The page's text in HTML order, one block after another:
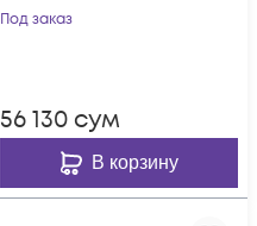
Под заказ
56 130 сум
В корзину